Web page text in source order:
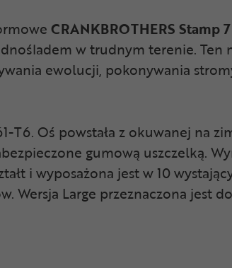
CRANKBROTHERS Stamp
w trudnym terenie. Ten
ewolucji, pokonywania
Oś powstała z okuwanej na
gumową uszczelką.
i wyposażona jest w 10
Wersja Large przeznaczona jest